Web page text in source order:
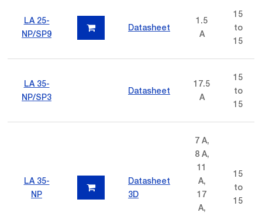
LA 25-
NP/SP9
Datasheet
1.5
A
15
to
15
LA 35-
NP/SP3
Datasheet
17.5
A
15
to
15
LA 35-
NP
Datasheet
3D
7 A,
8 A,
11
A,
17
A,
15
to
15